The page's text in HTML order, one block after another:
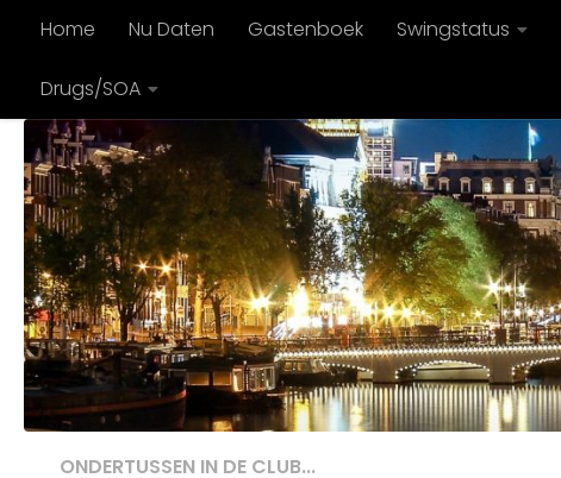
Doorgaan naar inhoud
Home Nu Daten Gastenboek Swingstatus
Drugs/SOA
ONDERTUSSEN IN DE CLUB...